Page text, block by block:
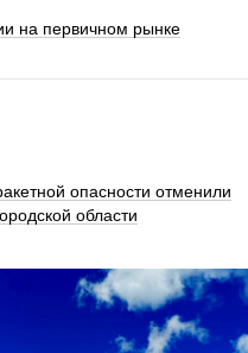
на первичном рынке
опасности отменили
области